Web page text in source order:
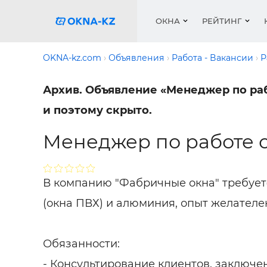
ОКНА РЕЙТИНГ
Двери
Медиа
Работа
Ворота
OKNA-kz.com Объявления Работа - Вакансии
Архив. Объявление «Менеджер по
и поэтому скрыто.
Менеджер по работе
В компанию "Фабричные окна"
(окна ПВХ) и алюминия, опыт
Обязанности:
- Консультирование клиентов,